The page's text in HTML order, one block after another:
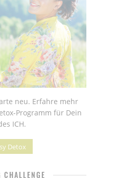
neu. Erfahre mehr
Programm für Dein
ICH.
Detox
CHALLENGE